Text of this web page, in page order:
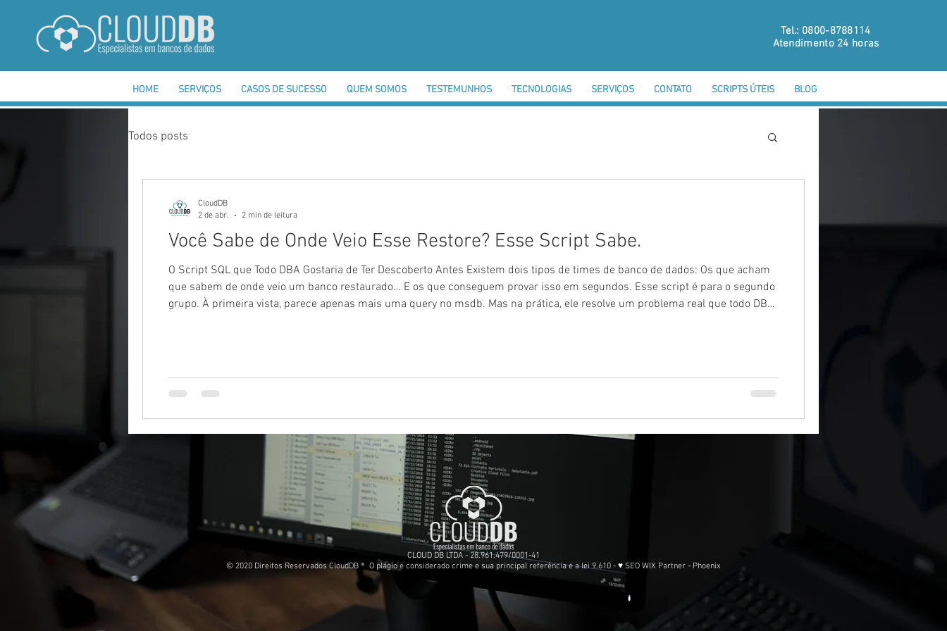
Tel.: 0800-8788114
Atendimento 24 horas
HOME SERVIÇOS CASOS DE SUCESSO QUEM SOMOS TESTEMUNHOS TECNOLOGIAS SERVIÇOS CONTATO SCRIPTS ÚTEIS BLOG
Todos posts
Você Sabe de Onde Veio Esse Restore? Esse Script Sabe.
O Script SQL que Todo DBA Gostaria de Ter Descoberto Antes Existem dois tipos de times de banco de dados: Os que acham
que sabem de onde veio um banco restaurado… E os que conseguem provar isso em segundos. Esse script é para o segundo
grupo. À primeira vista, parece apenas mais uma query no msdb. Mas na prática, ele resolve um problema real que todo DBA
CloudDB
2 de abr.
2 min de leitura
CLOUD DB LTDA - 28.961.479/0001-41
© 2020 Direitos Reservados CloudDB ® O plágio é considerado crime e sua principal referência é a lei 9.610 - ♥ SEO WIX Partner - Phoenix